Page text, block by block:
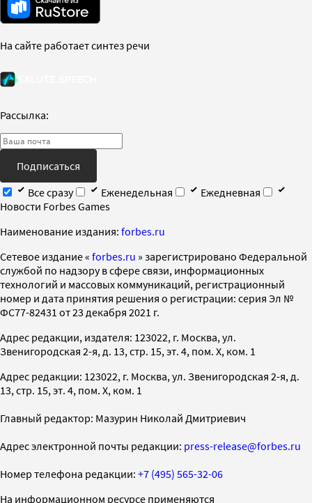
На сайте работает синтез речи
Рассылка:
Подписаться
Все сразу
Еженедельная
Ежедневная
Новости Forbes Games
Наименование издания: forbes.ru
Cетевое издание « forbes.ru » зарегистрировано Федеральной
службой по надзору в сфере связи, информационных
технологий и массовых коммуникаций, регистрационный
номер и дата принятия решения о регистрации: серия Эл №
ФС77-82431 от 23 декабря 2021 г.
Адрес редакции, издателя: 123022, г. Москва, ул.
Звенигородская 2-я, д. 13, стр. 15, эт. 4, пом. X, ком. 1
Адрес редакции: 123022, г. Москва, ул. Звенигородская 2-я, д.
13, стр. 15, эт. 4, пом. X, ком. 1
Главный редактор: Мазурин Николай Дмитриевич
Адрес электронной почты редакции: press-release@forbes.ru
Номер телефона редакции: +7 (495) 565-32-06
На информационном ресурсе применяются